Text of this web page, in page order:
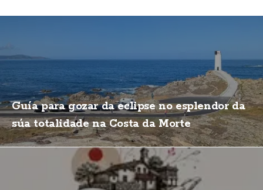
Guía para gozar da eclipse no esplendor da
súa totalidade na Costa da Morte